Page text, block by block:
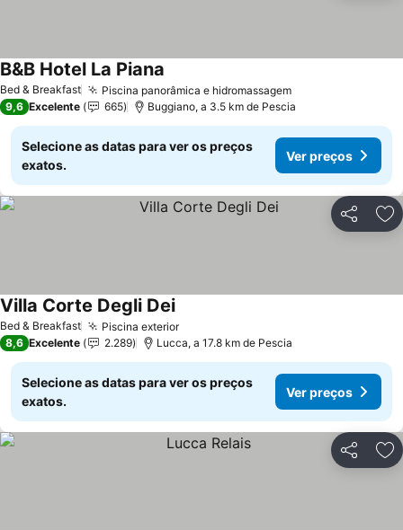
Bed & Breakfast Piscina panorâmica e hidromassagemVer preços
B&B Hotel La Piana
9,6 Excelente 665 Buggiano, a 3.5 km de Pescia
Selecione as datas para ver os preços
exatos.
Ver preços
Partilhar
Bed & Breakfast Piscina exteriorVer preços
Villa Corte Degli DeiVer preços
8,6 Excelente 2.289 Lucca, a 17.8 km de Pescia
Selecione as datas para ver os preços
exatos.
Ver preços
Partilhar